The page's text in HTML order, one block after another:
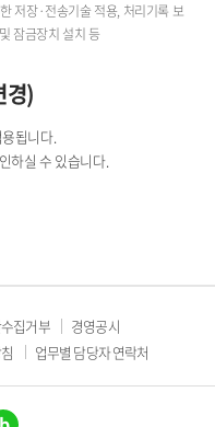
저장·전송기술 적용, 처리기록 보
잠금장치 설치 등
경)
됩니다.
하실 수 있습니다.
집거부
경영공시
업무별 담당자 연락처